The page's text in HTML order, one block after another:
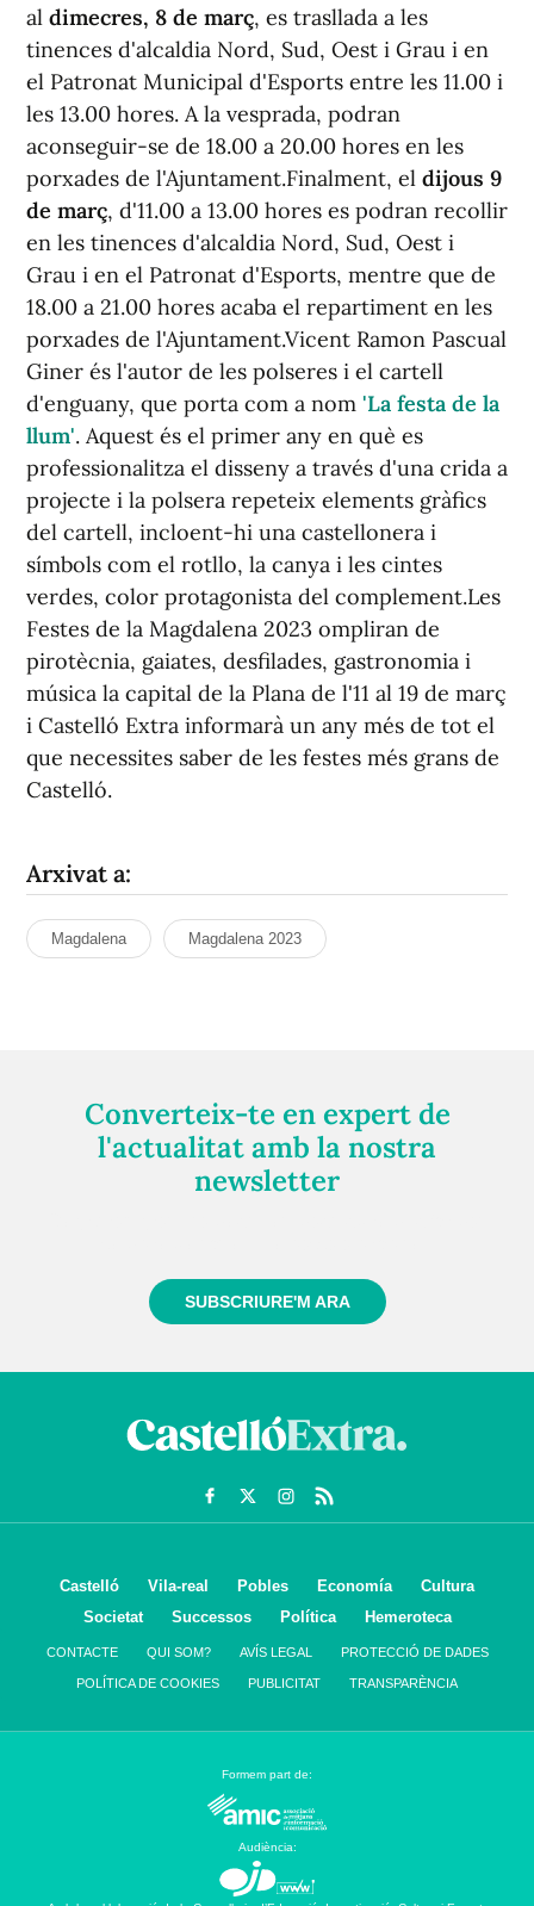
al dimecres, 8 de març, es trasllada a les
tinences d'alcaldia Nord, Sud, Oest i Grau i en
el Patronat Municipal d'Esports entre les 11.00 i
les 13.00 hores. A la vesprada, podran
aconseguir-se de 18.00 a 20.00 hores en les
porxades de l'Ajuntament.Finalment, el dijous 9
de març, d'11.00 a 13.00 hores es podran recollir
en les tinences d'alcaldia Nord, Sud, Oest i
Grau i en el Patronat d'Esports, mentre que de
18.00 a 21.00 hores acaba el repartiment en les
porxades de l'Ajuntament.Vicent Ramon Pascual
Giner és l'autor de les polseres i el cartell
d'enguany, que porta com a nom 'La festa de la
llum'. Aquest és el primer any en què es
professionalitza el disseny a través d'una crida a
projecte i la polsera repeteix elements gràfics
del cartell, incloent-hi una castellonera i
símbols com el rotllo, la canya i les cintes
verdes, color protagonista del complement.Les
Festes de la Magdalena 2023 ompliran de
pirotècnia, gaiates, desfilades, gastronomia i
música la capital de la Plana de l'11 al 19 de març
i Castelló Extra informarà un any més de tot el
que necessites saber de les festes més grans de
Castelló.
Arxivat a:
Magdalena Magdalena 2023
Converteix-te en expert de
l'actualitat amb la nostra
newsletter
SUBSCRIURE'M ARA
Castelló Vila-real Pobles Economía
Cultura
Societat
Successos Política Hemeroteca
CONTACTE QUI SOM? AVÍS LEGAL PROTECCIÓ DE DADES
POLÍTICA DE COOKIES PUBLICITAT TRANSPARÈNCIA
Formem part de:
Audiència: